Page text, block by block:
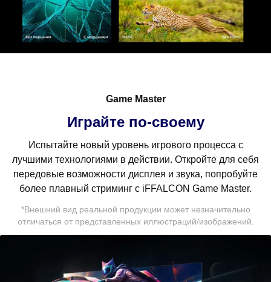
Game Master
Играйте по-своему
Испытайте новый уровень игрового процесса с
лучшими технологиями в действии. Откройте для себя
передовые возможности дисплея и звука, попробуйте
более плавный стриминг с iFFALCON Game Master.
*Внешний вид реальной продукции может незначительно
отличаться от представленных иллюстраций/изображений.